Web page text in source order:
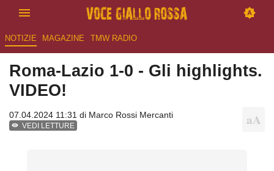
NOTIZIE MAGAZINE TMW RADIO
Roma-Lazio 1-0 - Gli highlights.
VIDEO!
07.04.2024 11:31 di Marco Rossi Mercanti
VEDI LETTURE